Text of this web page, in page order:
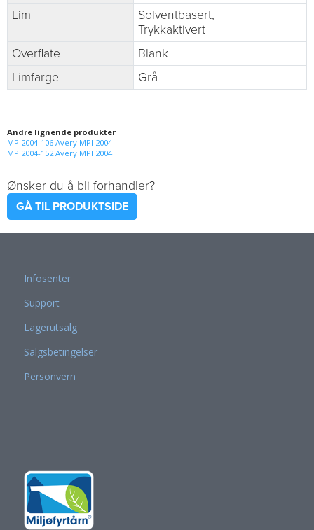
Lim
Solventbasert,
Trykkaktivert
Overflate
Blank
Limfarge
Grå
Andre lignende produkter
MPI2004-106 Avery MPI 2004
MPI2004-152 Avery MPI 2004
Ønsker du å bli forhandler?
GÅ TIL PRODUKTSIDE
Infosenter
Support
Lagerutsalg
Salgsbetingelser
Personvern